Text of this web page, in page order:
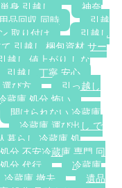
身 引越し
神奈
品回収 同時
引越
取り付け
引越し
引越し 梱包資材 サー
越し 値上がり しな
引越し 丁寧 安心
び方
引っ越し
蔵庫 処分 怖い
開けられない 冷蔵庫
冷蔵庫 運び出し で
暮らし 冷蔵庫 処
分 不安冷蔵庫 専門 回
分 代行
冷蔵庫
冷蔵庫 撤去
遺品